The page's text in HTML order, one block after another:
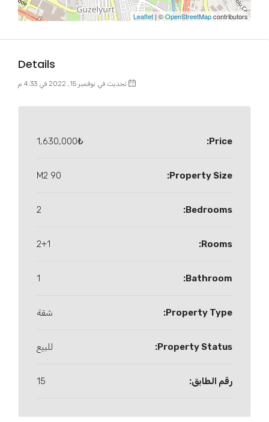
Leaflet | ©OpenStreetMapcontributors
Details
تحديث في نوفمبر 15, 2022 في 4:33 م
Price:
1,630,000₺
Property Size:
90 M2
Bedrooms:
2
Rooms:
2+1
Bathroom:
1
Property Type: شقة
Property Status: للبيع
رقم الطابق: 15